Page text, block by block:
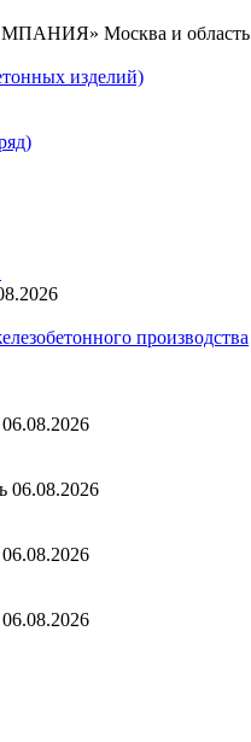
Москва и область
изделий)
производства
06.08.2026
06.08.2026
06.08.2026
06.08.2026